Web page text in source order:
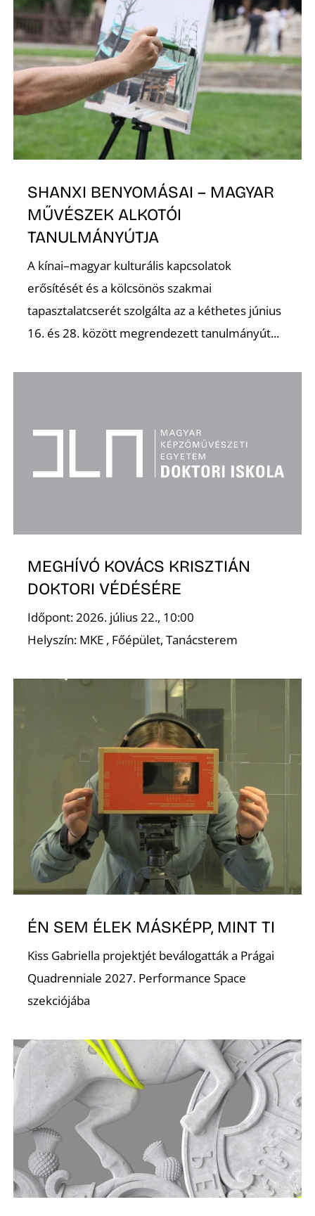
SHANXI BENYOMÁSAI – MAGYAR
MŰVÉSZEK ALKOTÓI
TANULMÁNYÚTJA
A kínai–magyar kulturális kapcsolatok
erősítését és a kölcsönös szakmai
tapasztalatcserét szolgálta az a kéthetes június
16. és 28. között megrendezett tanulmányút...
MEGHÍVÓ KOVÁCS KRISZTIÁN
DOKTORI VÉDÉSÉRE
Időpont: 2026. július 22., 10:00
Helyszín: MKE , Főépület, Tanácsterem
ÉN SEM ÉLEK MÁSKÉPP, MINT TI
Kiss Gabriella projektjét beválogatták a Prágai
Quadrenniale 2027. Performance Space
szekciójába